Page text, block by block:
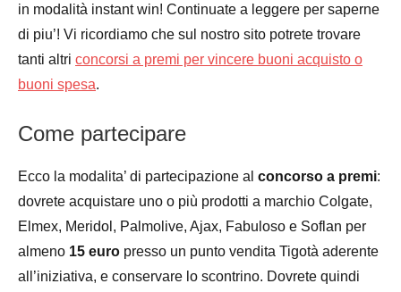
in modalità instant win! Continuate a leggere per saperne
di piu’! Vi ricordiamo che sul nostro sito potrete trovare
tanti altri concorsi a premi per vincere buoni acquisto o
buoni spesa.
Come partecipare
Ecco la modalita’ di partecipazione al concorso a premi:
dovrete acquistare uno o più prodotti a marchio Colgate,
Elmex, Meridol, Palmolive, Ajax, Fabuloso e Soflan per
almeno 15 euro presso un punto vendita Tigotà aderente
all’iniziativa, e conservare lo scontrino. Dovrete quindi